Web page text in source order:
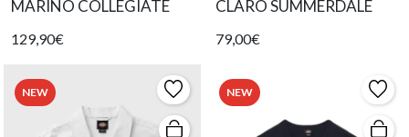
MARINO COLLEGIATE
129,90€
CLARO SUMMERDALE
79,00€
NEW NEW